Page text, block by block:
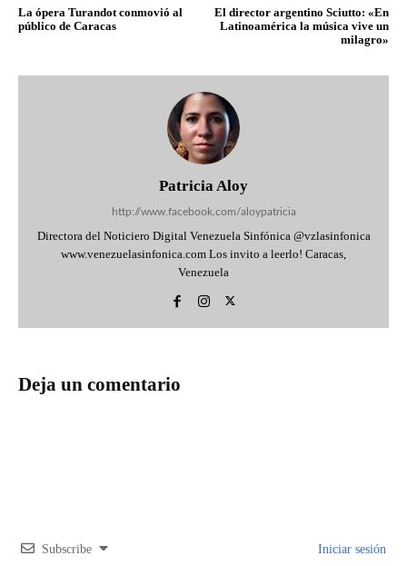
La ópera Turandot conmovió al
público de Caracas
El director argentino Sciutto: «En
Latinoamérica la música vive un
milagro»
Patricia Aloy
http://www.facebook.com/aloypatricia
Directora del Noticiero Digital Venezuela Sinfónica @vzlasinfonica
www.venezuelasinfonica.com Los invito a leerlo! Caracas,
Venezuela
Deja un comentario
Subscribe Iniciar sesión